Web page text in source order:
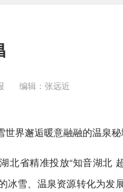
编辑：张远近
界邂逅暖意融融的温泉秘
北省精准投放“知音湖北
雪、温泉资源转化为发